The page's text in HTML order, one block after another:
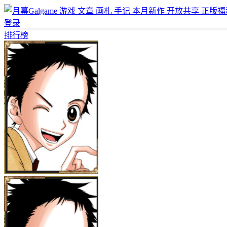
游戏 文章 画札 手记 本月新作 开放共享 正版
登录
排行榜